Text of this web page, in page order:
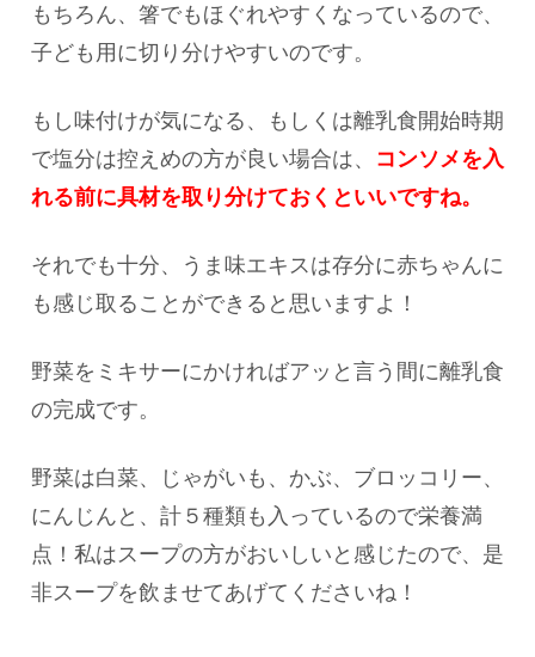
もちろん、箸でもほぐれやすくなっているので、
子ども用に切り分けやすいのです。
もし味付けが気になる、もしくは離乳食開始時期
で塩分は控えめの方が良い場合は、 コンソメを入
れる前に具材を取り分けておくといいですね。
それでも十分、うま味エキスは存分に赤ちゃんに
も感じ取ることができると思いますよ！
野菜をミキサーにかければアッと言う間に離乳食
の完成です。
野菜は白菜、じゃがいも、かぶ、ブロッコリー、
にんじんと、計５種類も入っているので栄養満
点！私はスープの方がおいしいと感じたので、是
非スープを飲ませてあげてくださいね！